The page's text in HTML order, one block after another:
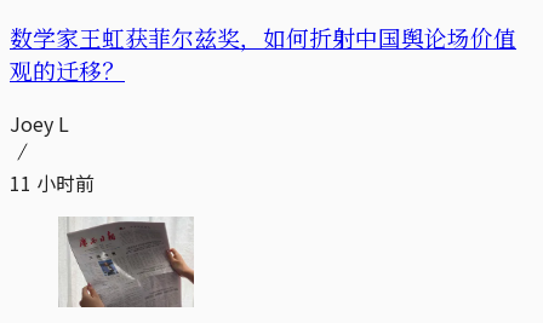
数学家王虹获菲尔兹奖，如何折射中国舆论场价值
观的迁移？
Joey L
11 小时前